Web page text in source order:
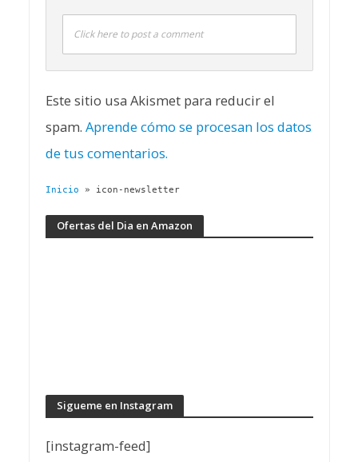
Click here to post a comment
Este sitio usa Akismet para reducir el
spam. Aprende cómo se procesan los datos
de tus comentarios.
Inicio » icon-newsletter
Ofertas del Dia en Amazon
Sigueme en Instagram
[instagram-feed]